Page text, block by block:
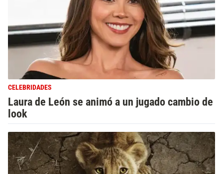
CELEBRIDADES
Laura de León se animó a un jugado cambio de
look